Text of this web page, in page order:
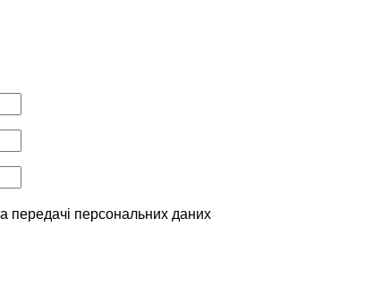
передачі персональних даних